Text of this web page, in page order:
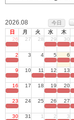
2026.08
今日
日
月 火 水 木
26
27 28 29 30
2 3 4 5 6
9 10 11 12 13
16 17 18 19 20
23 24 25 26 27
30 31 1 2 3